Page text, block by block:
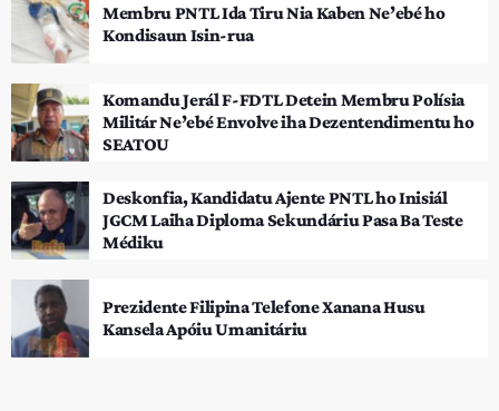
Membru PNTL Ida Tiru Nia Kaben Ne’ebé ho
Kondisaun Isin-rua
Komandu Jerál F-FDTL Detein Membru Polísia
Militár Ne’ebé Envolve iha Dezentendimentu ho
SEATOU
Deskonfia, Kandidatu Ajente PNTL ho Inisiál
JGCM Laiha Diploma Sekundáriu Pasa Ba Teste
Médiku
Prezidente Filipina Telefone Xanana Husu
Kansela Apóiu Umanitáriu